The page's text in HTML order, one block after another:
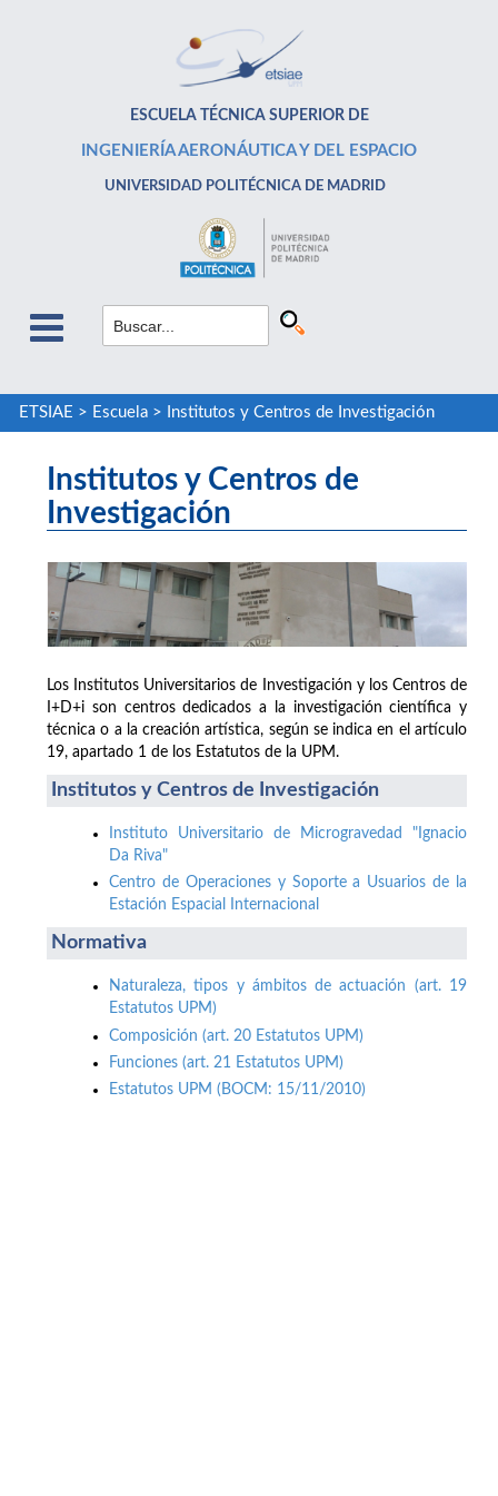
ESCUELA TÉCNICA SUPERIOR DE
INGENIERÍA AERONÁUTICA Y DEL ESPACIO
UNIVERSIDAD POLITÉCNICA DE MADRID
ETSIAE > Escuela> Institutos y Centros de Investigación
Institutos y Centros de
Investigación
Los Institutos Universitarios de Investigación y los Centros de
I+D+i son centros dedicados a la investigación científica y
técnica o a la creación artística, según se indica en el artículo
19, apartado 1 de los Estatutos de la UPM.
Institutos y Centros de Investigación
Instituto Universitario de Microgravedad "Ignacio
Da Riva"
Centro de Operaciones y Soporte a Usuarios de la
Estación Espacial Internacional
Normativa
Naturaleza, tipos y ámbitos de actuación (art. 19
Estatutos UPM)
Composición (art. 20 Estatutos UPM)
Funciones (art. 21 Estatutos UPM)
Estatutos UPM (BOCM: 15/11/2010)